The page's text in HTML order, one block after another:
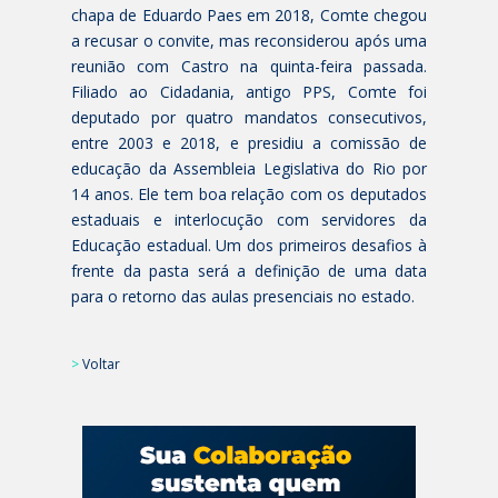
chapa de Eduardo Paes em 2018, Comte chegou
a recusar o convite, mas reconsiderou após uma
reunião com Castro na quinta-feira passada.
Filiado ao Cidadania, antigo PPS, Comte foi
deputado por quatro mandatos consecutivos,
entre 2003 e 2018, e presidiu a comissão de
educação da Assembleia Legislativa do Rio por
14 anos. Ele tem boa relação com os deputados
estaduais e interlocução com servidores da
Educação estadual. Um dos primeiros desafios à
frente da pasta será a definição de uma data
para o retorno das aulas presenciais no estado.
>Voltar